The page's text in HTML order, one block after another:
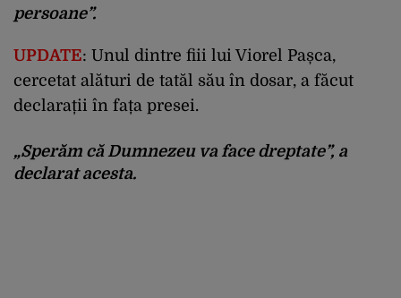
persoane”.
UPDATE: Unul dintre fiii lui Viorel Pașca,
cercetat alături de tatăl său în dosar, a făcut
declarații în fața presei.
„Sperăm că Dumnezeu va face dreptate”, a
declarat acesta.